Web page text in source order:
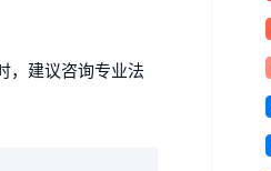
，建议咨询专业法